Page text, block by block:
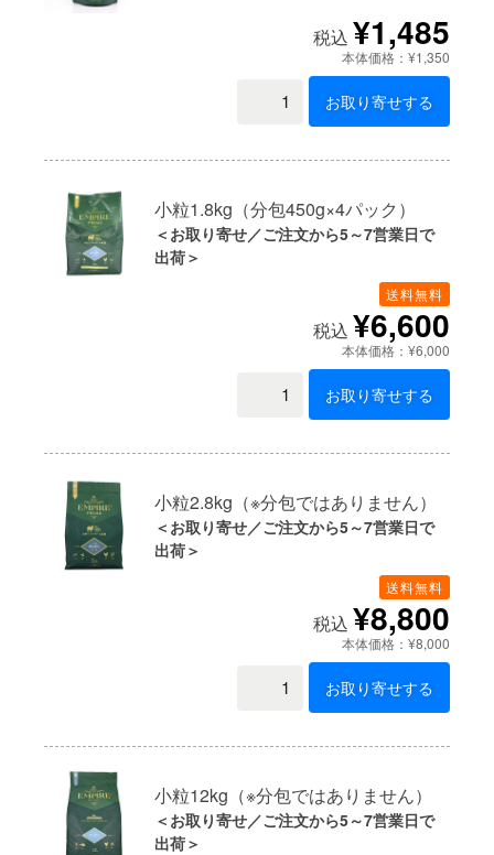
税込 ¥1,485
本体価格：¥1,350
お取り寄せする
小粒1.8kg（分包450g×4パック）
＜お取り寄せ／ご注文から5～7営業日で
出荷＞
送料無料
税込 ¥6,600
本体価格：¥6,000
お取り寄せする
小粒2.8kg（※分包ではありません）
＜お取り寄せ／ご注文から5～7営業日で
出荷＞
送料無料
税込 ¥8,800
本体価格：¥8,000
お取り寄せする
小粒12kg（※分包ではありません）
＜お取り寄せ／ご注文から5～7営業日で
出荷＞